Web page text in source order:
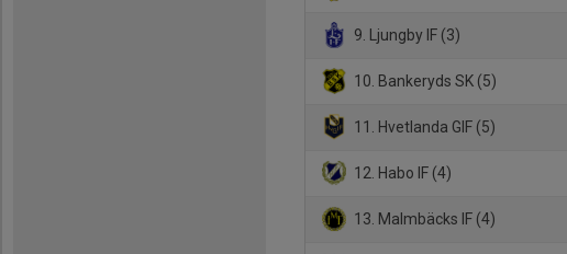
9. Ljungby IF (3)
10. Bankeryds SK (5)
11. Hvetlanda GIF (5)
12. Habo IF (4)
13. Malmbäcks IF (4)